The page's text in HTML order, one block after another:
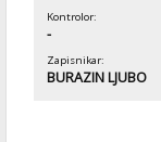
Kontrolor:
-
Zapisnikar:
BURAZIN LJUBO